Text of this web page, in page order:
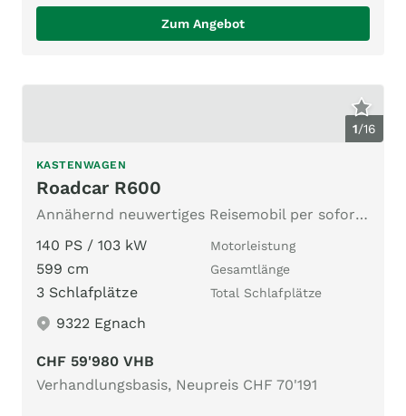
Zum Angebot
1/16
KASTENWAGEN
Roadcar R600
Annähernd neuwertiges Reisemobil per sofort zu Verkaufen
140 PS / 103 kW
Motorleistung
599 cm Gesamtlänge
3 Schlafplätze Total Schlafplätze
9322 Egnach
CHF 59'980 VHB
Verhandlungsbasis, Neupreis CHF 70'191